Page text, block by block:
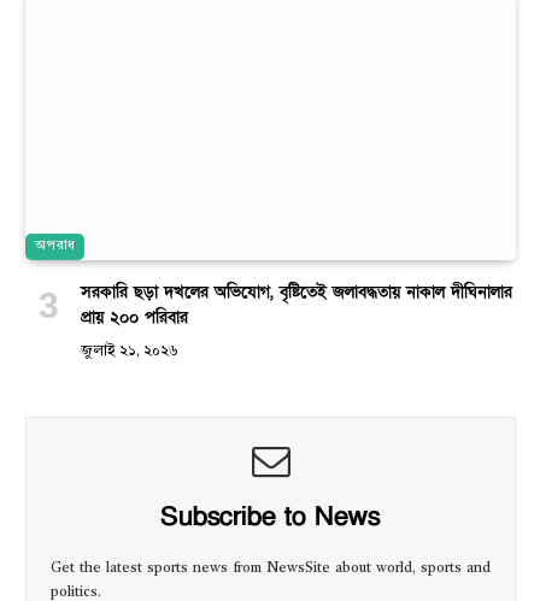
অপরাধ
সরকারি ছড়া দখলের অভিযোগ, বৃষ্টিতেই জলাবদ্ধতায় নাকাল দীঘিনালার
প্রায় ২০০ পরিবার
জুলাই ২১, ২০২৬
Subscribe to News
Get the latest sports news from NewsSite about world, sports and
politics.